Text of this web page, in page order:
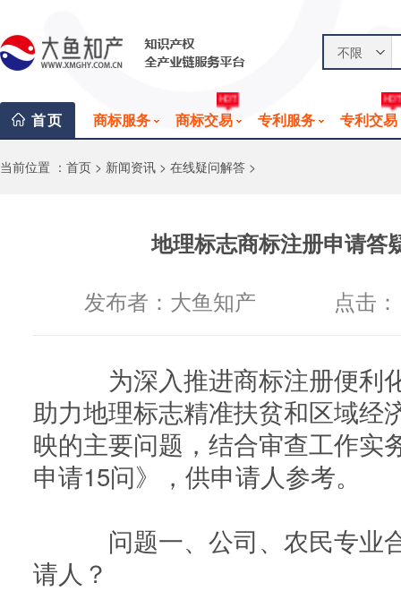
不限
首页 商标服务 商标交易
HOT
专利服务 专利交易
HOT
当前位置 ： 首页 > 新闻资讯 > 在线疑问解答 >
地理标志商标注册申请答
发布者：大鱼知产
点击：
为深入推进商标注册便利
助力地理标志精准扶贫和区域经
映的主要问题，结合审查工作实
申请15问》，供申请人参考。
问题一、公司、农民专业
请人？